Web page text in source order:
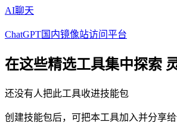
AI聊天
ChatGPT国内镜像站访问平台
在这些精选工具集中探索
还没有人把此工具收进技能包
创建技能包后，可把本工具加入并分享